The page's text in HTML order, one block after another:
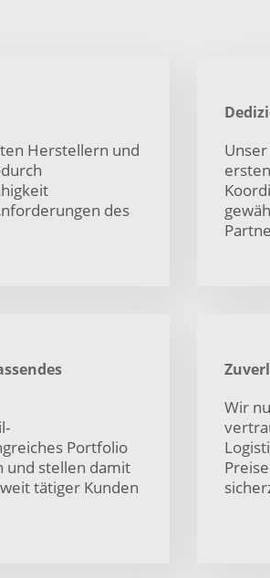
Herstellern und
des
Portfolio
und stellen damit
tätiger Kunden
Wir